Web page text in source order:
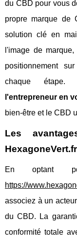
du CBD pour vous
propre marque de
solution clé en
l'image de
positionnement
chaque
l'entrepreneur en
bien-être et le CBD
Les
HexagoneVert.fr
En optant
https://
associez à un
du CBD. La
conformité totale